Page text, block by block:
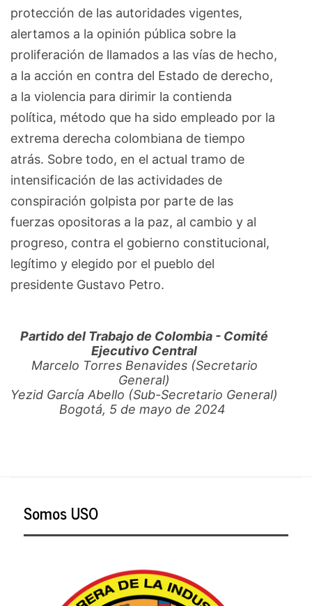
protección de las autoridades vigentes,
alertamos a la opinión pública sobre la
proliferación de llamados a las vías de hecho,
a la acción en contra del Estado de derecho,
a la violencia para dirimir la contienda
política, método que ha sido empleado por la
extrema derecha colombiana de tiempo
atrás. Sobre todo, en el actual tramo de
intensificación de las actividades de
conspiración golpista por parte de las
fuerzas opositoras a la paz, al cambio y al
progreso, contra el gobierno constitucional,
legítimo y elegido por el pueblo del
presidente Gustavo Petro.
Partido del Trabajo de Colombia - Comité
Ejecutivo Central
Marcelo Torres Benavides (Secretario
General)
Yezid García Abello (Sub-Secretario General)
Bogotá, 5 de mayo de 2024
Somos USO